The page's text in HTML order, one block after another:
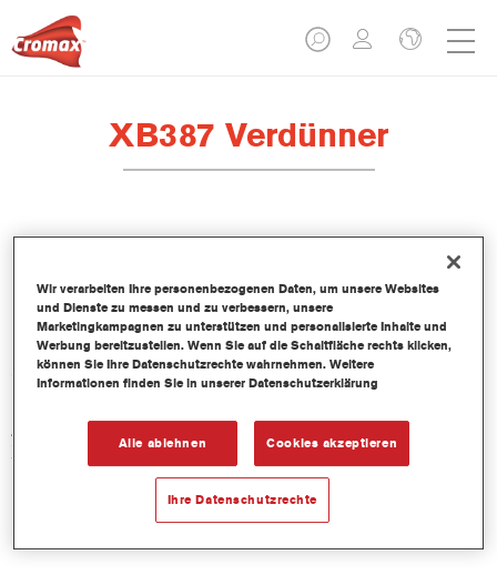
XB387 Verdünner
Produktmerkmale
Produktvariante
5LT
Artikelnummer
XB387 5.00 LI
Wir verarbeiten Ihre personenbezogenen Daten, um unsere Websites
und Dienste zu messen und zu verbessern, unsere
Marketingkampagnen zu unterstützen und personalisierte Inhalte und
Werbung bereitzustellen. Wenn Sie auf die Schaltfläche rechts klicken,
können Sie Ihre Datenschutzrechte wahrnehmen. Weitere
Informationen finden Sie in unserer Datenschutzerklärung
Alle ablehnen Cookies akzeptieren
Ihre Datenschutzrechte